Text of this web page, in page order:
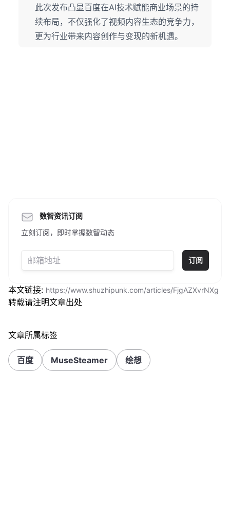
此次发布凸显百度在AI技术赋能商业场景的持
续布局，不仅强化了视频内容生态的竞争力，
更为行业带来内容创作与变现的新机遇。
数智资讯订阅
立刻订阅，即时掌握数智动态
订阅
本文链接: https://www.shuzhipunk.com/articles/FjgAZXvrNXg
转载请注明文章出处
文章所属标签
百度 MuseSteamer 绘想